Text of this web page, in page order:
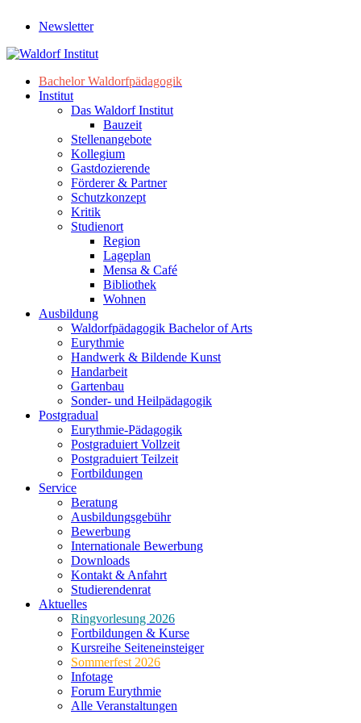
Newsletter
Bachelor Waldorfpädagogik
Institut
Das Waldorf Institut
Bauzeit
Stellenangebote
Kollegium
Gastdozierende
Förderer & Partner
Schutzkonzept
Kritik
Studienort
Region
Lageplan
Mensa & Café
Bibliothek
Wohnen
Ausbildung
Waldorfpädagogik Bachelor of Arts
Eurythmie
Handwerk & Bildende Kunst
Handarbeit
Gartenbau
Sonder- und Heilpädagogik
Postgradual
Eurythmie-Pädagogik
Postgraduiert Vollzeit
Postgraduiert Teilzeit
Fortbildungen
Service
Beratung
Ausbildungsgebühr
Bewerbung
Internationale Bewerbung
Downloads
Kontakt & Anfahrt
Studierendenrat
Aktuelles
Ringvorlesung 2026
Fortbildungen & Kurse
Kursreihe Seiteneinsteiger
Sommerfest 2026
Infotage
Forum Eurythmie
Alle Veranstaltungen